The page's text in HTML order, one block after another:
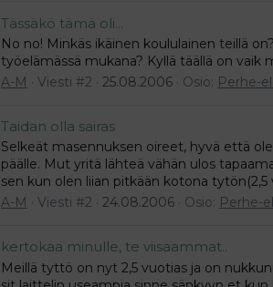
Tässäkö tämä oli...
No no! Minkäs ikäinen koululainen teillä
työelämässä mukana? Kyllä täällä on vaik
A-M
Viesti #2 25.08.2006 Osio: Perhe-
Taidan olla sairas
Selkeät masennuksen oireet, hyvä että
päälle. Mut yritä lähteä vähän ulos
sen kun olen liian pitkään kotona tytön(2,5
A-M
Viesti #2 24.08.2006 Osio: Perhe-
kertokaa minulle, te viisaammat..
Meillä tyttö on nyt 2,5 vuotias ja on